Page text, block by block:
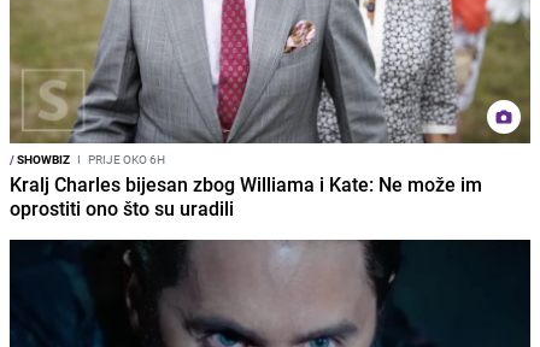
/SHOWBIZ I PRIJE OKO 6H
Kralj Charles bijesan zbog Williama i Kate: Ne može im
oprostiti ono što su uradili